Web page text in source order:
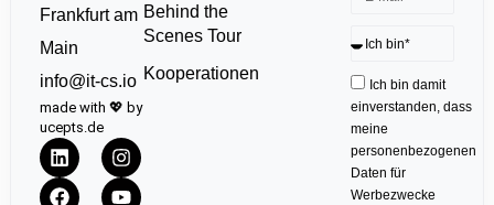
Frankfurt am
Main
info@it-cs.io
made with 💖 by
ucepts.de
Behind the
Scenes Tour
Kooperationen
Ich bin damit
einverstanden, dass
meine
personenbezogenen
Daten für
Werbezwecke